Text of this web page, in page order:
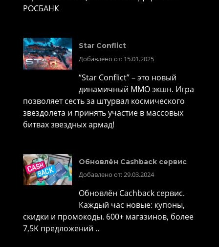
РОСБАНК
Star Conflict
Добавлено от: 15.01.2025
“Star Conflict” – это новый
динамичный MMO экшн. Игра
позволяет сесть за штурвал космического
звездолета и принять участие в массовых
битвах звездных армад!
Обновлён Cashback сервис
Добавлено от: 29.03.2024
Обновлён Cachback сервис.
Каждый час новые: купоны,
скидки и промокоды. 600+ магазинов, более
7,5K предложений ..